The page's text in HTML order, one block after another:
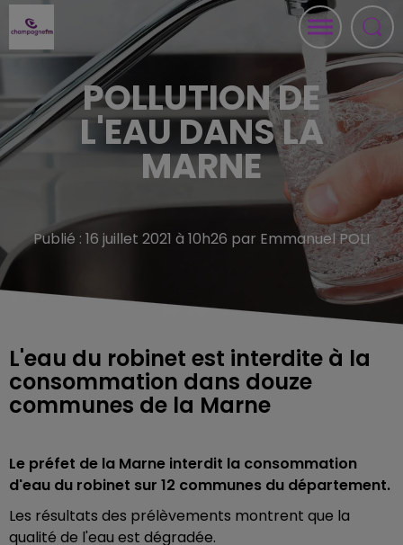
POLLUTION DE
L'EAU DANS LA
MARNE
Publié : 16 juillet 2021 à 10h26 par Emmanuel POLI
L'eau du robinet est interdite à la
consommation dans douze
communes de la Marne
Le préfet de la Marne interdit la consommation
d'eau du robinet sur 12 communes du département.
Les résultats des prélèvements montrent que la
qualité de l'eau est dégradée.